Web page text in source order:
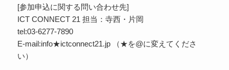
[参加申込に関する問い合わせ先]
ICT CONNECT 21 担当：寺西・片岡
tel:03-6277-7890
E-mail:info★ictconnect21.jp （★を@に変えてくださ
い）